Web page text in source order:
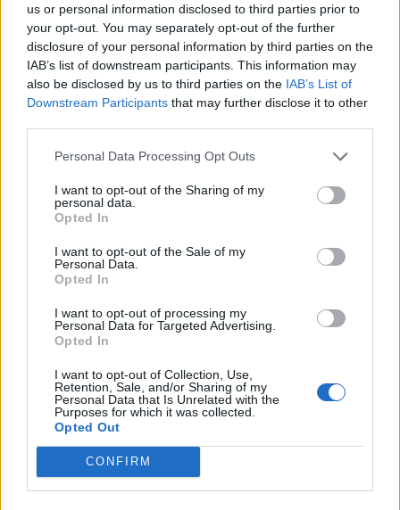
us or personal information disclosed to third parties prior to
your opt-out. You may separately opt-out of the further
disclosure of your personal information by third parties on the
IAB’s list of downstream participants. This information may
also be disclosed by us to third parties on the IAB’s List of
Downstream Participants that may further disclose it to other
Personal Data Processing Opt Outs
I want to opt-out of the Sharing of my
personal data.
Opted In
I want to opt-out of the Sale of my
Personal Data.
Opted In
I want to opt-out of processing my
Personal Data for Targeted Advertising.
Opted In
I want to opt-out of Collection, Use,
Retention, Sale, and/or Sharing of my
Personal Data that Is Unrelated with the
Purposes for which it was collected.
Opted Out
CONFIRM
Θανατηφόρο τροχαίο στη Λεωφόρο
Πικερμίου – Νεκρός 51χρονος οδηγός
μηχανής
16 Απριλίου, 2026
ΝΕΕΣ ΠΛΗΡΟΦΟΡΙΕΣ Θανατηφόρο τροχαίο δυστύχημα
51χρονου...
Πάτρα: 19χρονος και 17χρονη τα θύματα του
τροχαίου δυστυχήματος στην Παραλία – rpn